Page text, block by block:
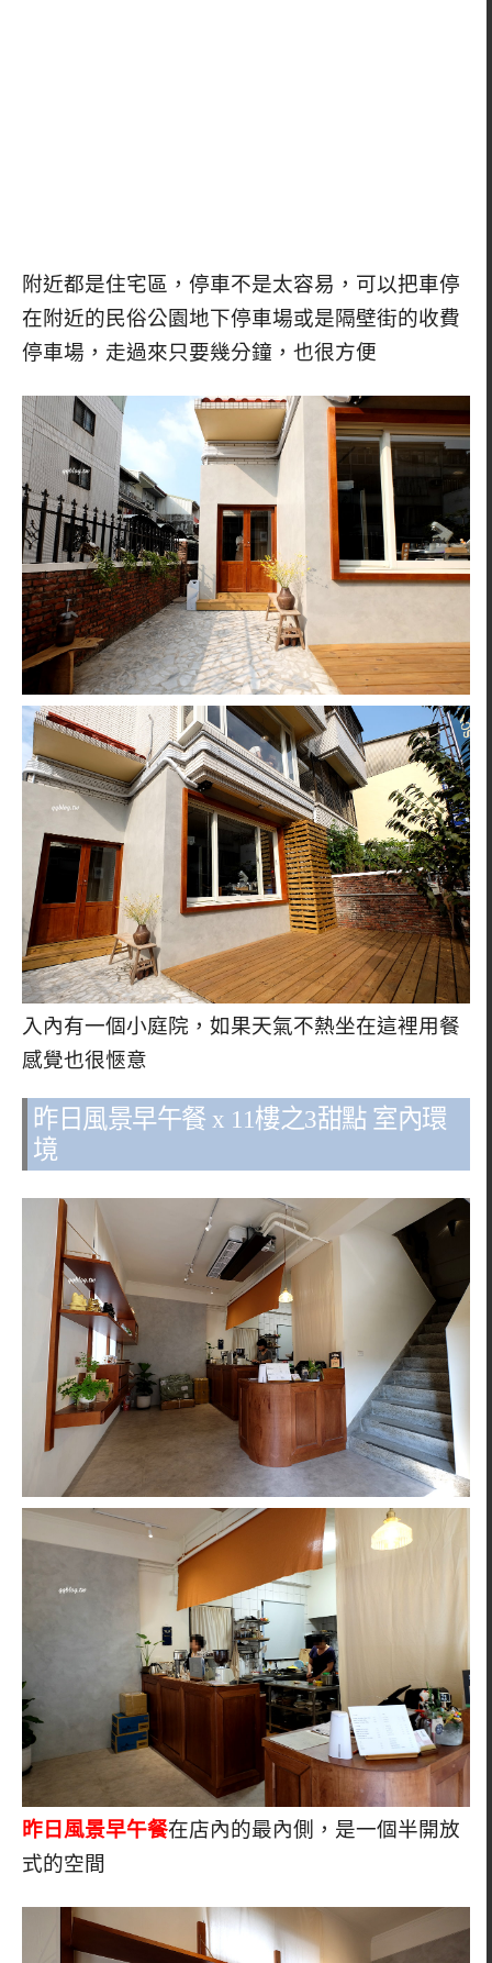
附近都是住宅區，停車不是太容易，可以把車停
在附近的民俗公園地下停車場或是隔壁街的收費
停車場，走過來只要幾分鐘，也很方便
入內有一個小庭院，如果天氣不熱坐在這裡用餐
感覺也很愜意
昨日風景早午餐 x 11樓之3甜點 室內環
境
昨日風景早午餐在店內的最內側，是一個半開放
式的空間